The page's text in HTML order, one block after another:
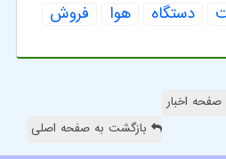
دستگاه هوا
فروش
صفحه اخبار
بازگشت به صفحه اصلی